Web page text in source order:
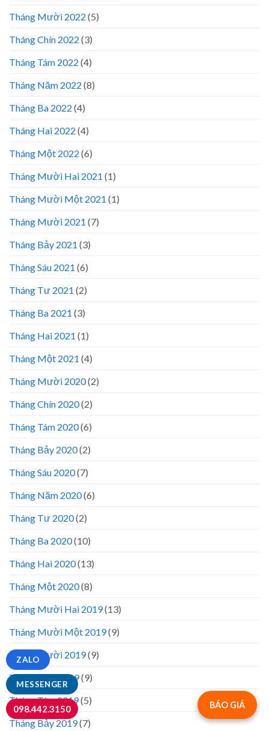
Tháng Mười 2022 (5)
Tháng Chín 2022 (3)
Tháng Tám 2022 (4)
Tháng Năm 2022 (8)
Tháng Ba 2022 (4)
Tháng Hai 2022 (4)
Tháng Một 2022 (6)
Tháng Mười Hai 2021 (1)
Tháng Mười Một 2021 (1)
Tháng Mười 2021 (7)
Tháng Bảy 2021 (3)
Tháng Sáu 2021 (6)
Tháng Tư 2021 (2)
Tháng Ba 2021 (3)
Tháng Hai 2021 (1)
Tháng Một 2021 (4)
Tháng Mười 2020(2)
Tháng Chín 2020(2)
Tháng Tám 2020(6)
Tháng Bảy 2020(2)
Tháng Sáu 2020(7)
Tháng Năm 2020(6)
Tháng Tư 2020(2)
Tháng Ba 2020(10)
Tháng Hai 2020(13)
Tháng Một 2020(8)
Tháng Mười Hai 2019(13)
Tháng Mười Một 2019(9)
Tháng Mười 2019(9)
Tháng Chín 2019(9)
Tháng Tám 2019(5)
Tháng Bảy 2019(7)
BÁO GIÁ
MESSENGER
ZALO
098.442.3150